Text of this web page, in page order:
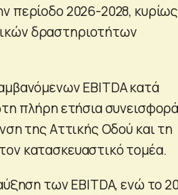
περίοδο 2026-2028, κυρίως
δραστηριοτήτων
EBITDA κατά
πλήρη ετήσια
της Αττικής Οδού και τη
κατασκευαστικό τομέα.
των EBITDA, ενώ το